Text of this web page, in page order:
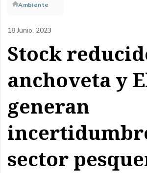
Sobrescribir
enlaces
de
ayuda
a
la
navegación
Ambiente
18 Junio, 2023
Stock
anchoveta y
generan
sector